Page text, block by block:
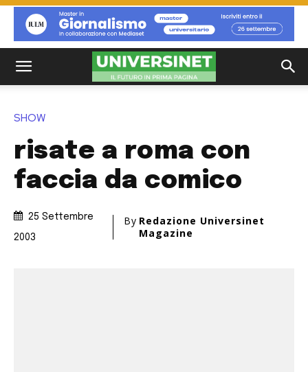
SHOW
risate a roma con
faccia da comico
25 Settembre
2003
By Redazione Universinet
Magazine